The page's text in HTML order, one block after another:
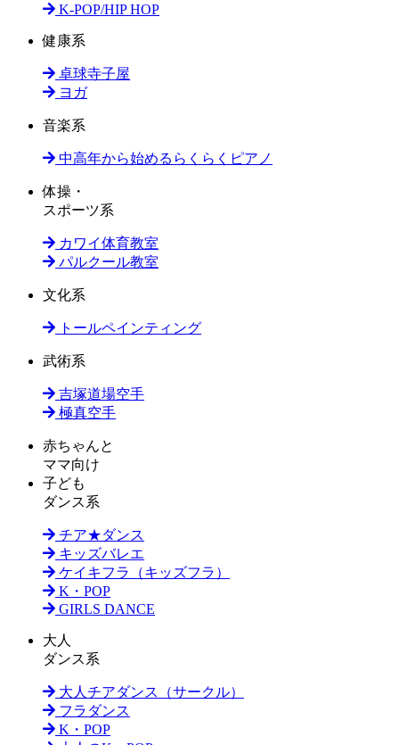
K-POP/HIP HOP
健康系
卓球寺子屋
ヨガ
音楽系
中高年から始めるらくらくピアノ
体操・
スポーツ系
カワイ体育教室
パルクール教室
文化系
トールペインティング
武術系
吉塚道場空手
極真空手
赤ちゃんと
ママ向け
子ども
ダンス系
チア★ダンス
キッズバレエ
ケイキフラ（キッズフラ）
K・POP
GIRLS DANCE
大人
ダンス系
大人チアダンス（サークル）
フラダンス
K・POP